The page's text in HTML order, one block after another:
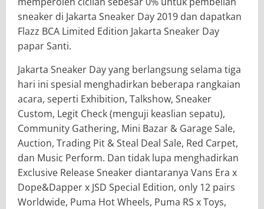
sneaker di Jakarta Sneaker Day 2019 dan dapatkan
Flazz BCA Limited Edition Jakarta Sneaker Day
papar Santi.
Jakarta Sneaker Day yang berlangsung selama tiga
hari ini spesial menghadirkan beberapa rangkaian
acara, seperti Exhibition, Talkshow, Sneaker
Custom, Legit Check (menguji keaslian sepatu),
Community Gathering, Mini Bazar & Garage Sale,
Auction, Trading Pit & Steal Deal Sale, Red Carpet,
dan Music Perform. Dan tidak lupa menghadirkan
Exclusive Release Sneaker diantaranya Vans Era x
Dope&Dapper x JSD Special Edition, only 12 pairs
Worldwide, Puma Hot Wheels, Puma RS x Toys,